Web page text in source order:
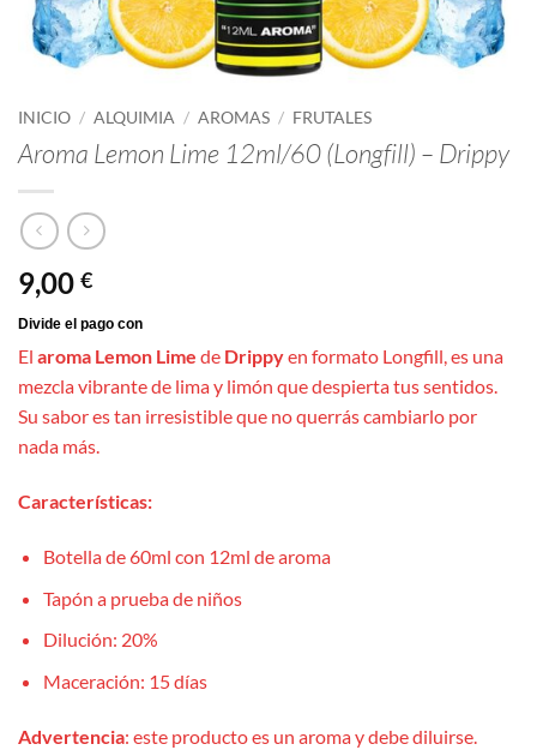
INICIO / ALQUIMIA / AROMAS / FRUTALES
Aroma Lemon Lime 12ml/60 (Longfill) – Drippy
9,00 €
El aroma Lemon Lime de Drippyen formato Longfill, es una
mezcla vibrante de lima y limón que despierta tus sentidos.
Su sabor es tan irresistible que no querrás cambiarlo por
nada más.
Características:
Botella de 60ml con 12ml de aroma
Tapón a prueba de niños
Dilución: 20%
Maceración: 15 días
Advertencia: este producto es un aroma y debe diluirse.